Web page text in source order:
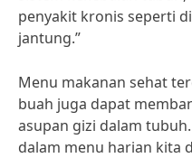
penyakit kronis seperti
jantung.”
Menu makanan sehat
buah juga dapat
asupan gizi dalam
dalam menu harian kita